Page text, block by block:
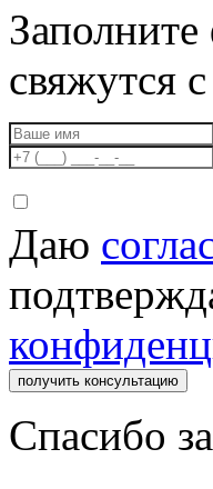
свяжутся
Даю
получить консультацию
Спасибо